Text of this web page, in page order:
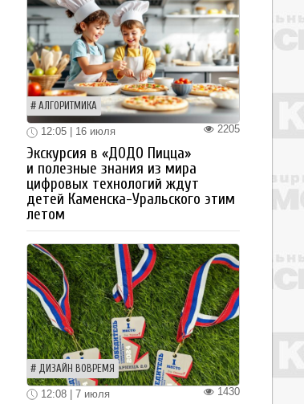
АЛГОРИТМИКА
2205
12:05 | 16 июля
Экскурсия в «ДОДО Пицца»
и полезные знания из мира
цифровых технологий ждут
детей Каменска-Уральского этим
летом
ДИЗАЙН ВОВРЕМЯ
1430
12:08 | 7 июля